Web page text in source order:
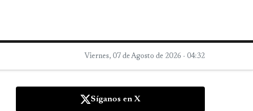
Viernes, 07 de Agosto de 2026 - 04:32
Síganos en X